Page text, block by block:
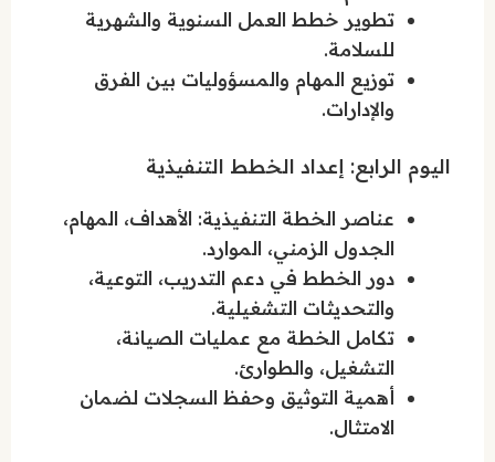
تطوير خطط العمل السنوية والشهرية
للسلامة.
توزيع المهام والمسؤوليات بين الفرق
والإدارات.
اليوم الرابع: إعداد الخطط التنفيذية
عناصر الخطة التنفيذية: الأهداف، المهام،
الجدول الزمني، الموارد.
دور الخطط في دعم التدريب، التوعية،
والتحديثات التشغيلية.
تكامل الخطة مع عمليات الصيانة،
التشغيل، والطوارئ.
أهمية التوثيق وحفظ السجلات لضمان
الامتثال.